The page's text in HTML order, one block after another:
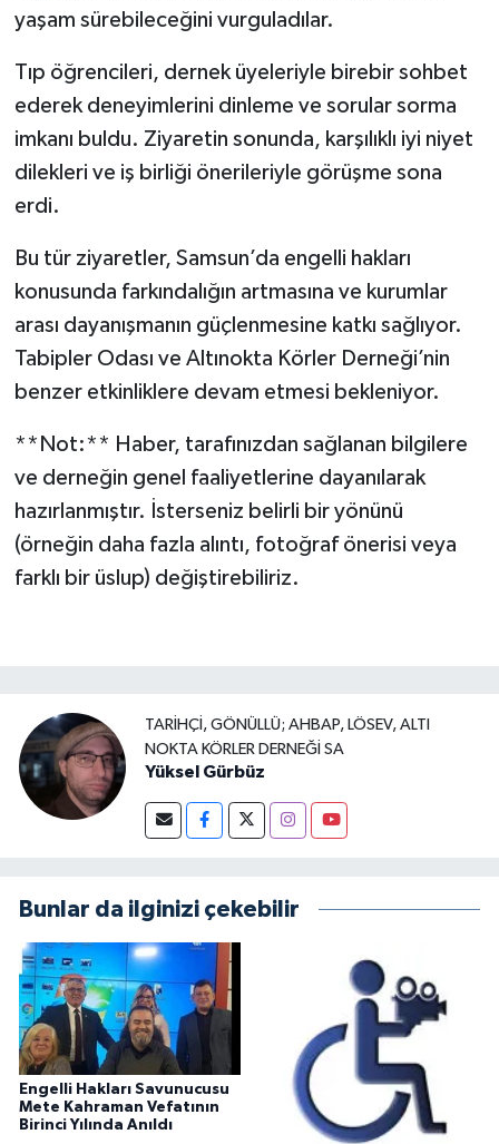
yaşam sürebileceğini vurguladılar.
Tıp öğrencileri, dernek üyeleriyle birebir sohbet
ederek deneyimlerini dinleme ve sorular sorma
imkanı buldu. Ziyaretin sonunda, karşılıklı iyi niyet
dilekleri ve iş birliği önerileriyle görüşme sona
erdi.
Bu tür ziyaretler, Samsun’da engelli hakları
konusunda farkındalığın artmasına ve kurumlar
arası dayanışmanın güçlenmesine katkı sağlıyor.
Tabipler Odası ve Altınokta Körler Derneği’nin
benzer etkinliklere devam etmesi bekleniyor.
**Not:** Haber, tarafınızdan sağlanan bilgilere
ve derneğin genel faaliyetlerine dayanılarak
hazırlanmıştır. İsterseniz belirli bir yönünü
(örneğin daha fazla alıntı, fotoğraf önerisi veya
farklı bir üslup) değiştirebiliriz.
TARIHÇI, GÖNÜLLÜ; AHBAP, LÖSEV, ALTI
NOKTA KÖRLER DERNEĞI SA
Yüksel Gürbüz
Bunlar da ilginizi çekebilir
Engelli Hakları Savunucusu
Mete Kahraman Vefatının
Birinci Yılında Anıldı